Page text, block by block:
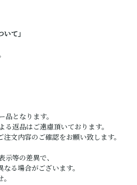
て」
となります。
返品はご遠慮頂いております。
文内容のご確認をお願い致します。
等の差異で、
る場合がございます。